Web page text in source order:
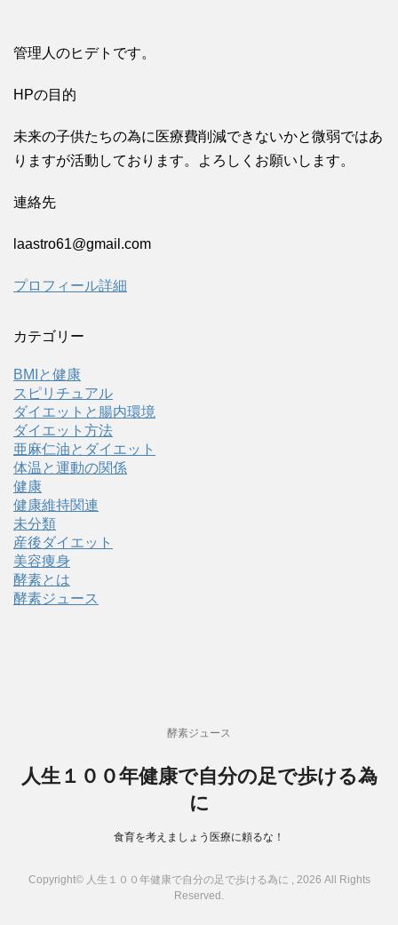
管理人のヒデトです。
HPの目的
未来の子供たちの為に医療費削減できないかと微弱ではあ
りますが活動しております。よろしくお願いします。
連絡先
laastro61@gmail.com
プロフィール詳細
カテゴリー
BMIと健康
スピリチュアル
ダイエットと腸内環境
ダイエット方法
亜麻仁油とダイエット
体温と運動の関係
健康
健康維持関連
未分類
産後ダイエット
美容痩身
酵素とは
酵素ジュース
酵素ジュース
人生１００年健康で自分の足で歩ける為
に
食育を考えましょう医療に頼るな！
Copyright© 人生１００年健康で自分の足で歩ける為に , 2026 All Rights
Reserved.